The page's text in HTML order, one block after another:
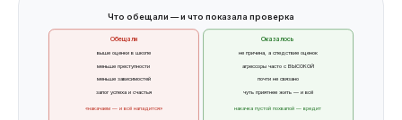
Что обещали — и что показала проверка
Обещали
выше оценки в школе
меньше преступности
меньше зависимостей
залог успеха и счастья
«накачаем — и всё наладится»
Оказалось
не причина, а следствие оценок
агрессоры часто с ВЫСОКОЙ
почти не связано
чуть приятнее жить — и всё
накачка пустой похвалой — вредит